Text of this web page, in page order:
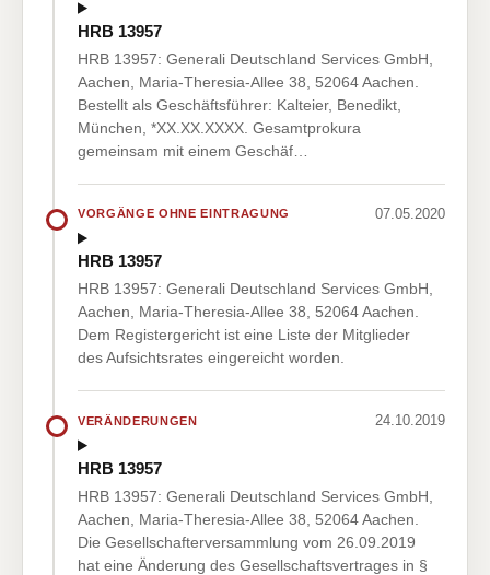
HRB 13957
HRB 13957: Generali Deutschland Services GmbH,
Aachen, Maria-Theresia-Allee 38, 52064 Aachen.
Bestellt als Geschäftsführer: Kalteier, Benedikt,
München, *XX.XX.XXXX. Gesamtprokura
gemeinsam mit einem Geschäf…
VORGÄNGE OHNE EINTRAGUNG 07.05.2020
HRB 13957
HRB 13957: Generali Deutschland Services GmbH,
Aachen, Maria-Theresia-Allee 38, 52064 Aachen.
Dem Registergericht ist eine Liste der Mitglieder
des Aufsichtsrates eingereicht worden.
VERÄNDERUNGEN 24.10.2019
HRB 13957
HRB 13957: Generali Deutschland Services GmbH,
Aachen, Maria-Theresia-Allee 38, 52064 Aachen.
Die Gesellschafterversammlung vom 26.09.2019
hat eine Änderung des Gesellschaftsvertrages in §